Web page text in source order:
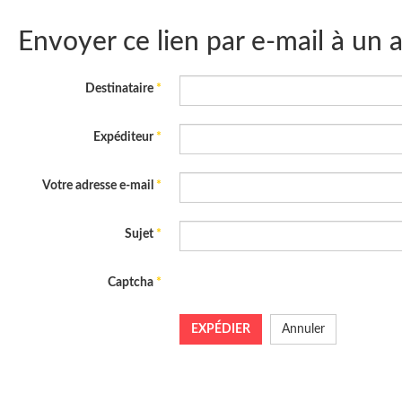
Envoyer ce lien par e-mail à un
Destinataire *
Expéditeur*
Votre adresse e-mail *
Sujet *
Captcha *
EXPÉDIER Annuler